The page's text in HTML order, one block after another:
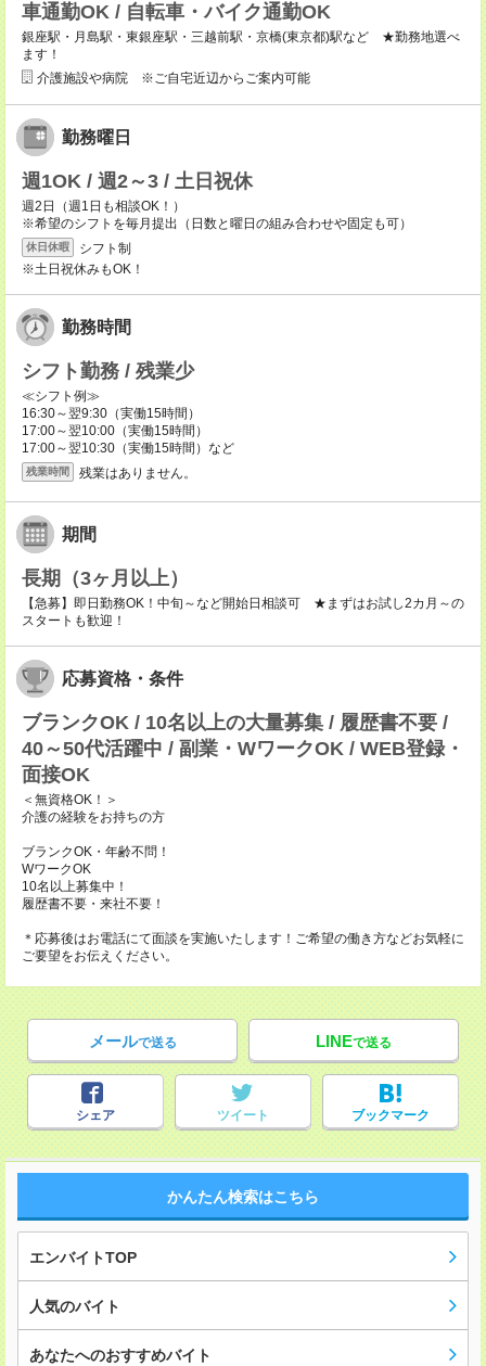
車通勤OK / 自転車・バイク通勤OK
銀座駅・月島駅・東銀座駅・三越前駅・京橋(東京都)駅など ★勤務地選べ
ます！
介護施設や病院 ※ご自宅近辺からご案内可能
勤務曜日
週1OK / 週2～3 / 土日祝休
週2日（週1日も相談OK！）
※希望のシフトを毎月提出（日数と曜日の組み合わせや固定も可）
休日休暇
シフト制
※土日祝休みもOK！
勤務時間
シフト勤務 / 残業少
≪シフト例≫
16:30～翌9:30（実働15時間）
17:00～翌10:00（実働15時間）
17:00～翌10:30（実働15時間）など
残業時間 残業はありません。
期間
長期（3ヶ月以上）
【急募】即日勤務OK！中旬～など開始日相談可 ★まずはお試し2カ月～の
スタートも歓迎！
応募資格・条件
ブランクOK / 10名以上の大量募集 / 履歴書不要 /
40～50代活躍中 / 副業・WワークOK / WEB登録・
面接OK
＜無資格OK！＞
介護の経験をお持ちの方
ブランクOK・年齢不問！
WワークOK
10名以上募集中！
履歴書不要・来社不要！
＊応募後はお電話にて面談を実施いたします！ご希望の働き方などお気軽に
ご要望をお伝えください。
メールで送る LINEで送る
シェア ツイート ブックマーク
かんたん検索はこちら
エンバイトTOP
人気のバイト
あなたへのおすすめバイト